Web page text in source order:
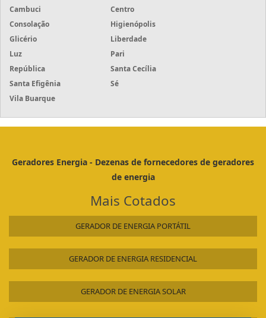
Cambuci
Centro
Consolação
Higienópolis
Glicério
Liberdade
Luz
Pari
República
Santa Cecília
Santa Efigênia
Sé
Vila Buarque
Geradores Energia - Dezenas de fornecedores de geradores
de energia
Mais Cotados
GERADOR DE ENERGIA PORTÁTIL
GERADOR DE ENERGIA RESIDENCIAL
GERADOR DE ENERGIA SOLAR